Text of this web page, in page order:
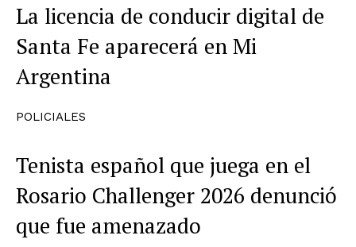
La licencia de conducir digital de
Santa Fe aparecerá en Mi
Argentina
POLICIALES
Tenista español que juega en el
Rosario Challenger 2026 denunció
que fue amenazado